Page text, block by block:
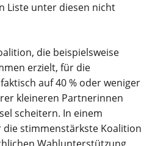
Liste unter diesen nicht
die beispielsweise
erzielt, für die
auf 40 % oder weniger
kleineren Partnerinnen
scheitern. In einem
stimmenstärkste Koalition
Wahlunterstützung